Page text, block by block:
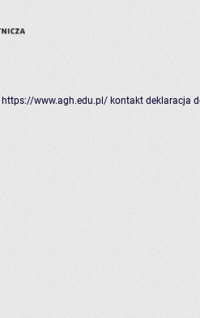
https://www.agh.edu.pl/ kontakt deklaracja